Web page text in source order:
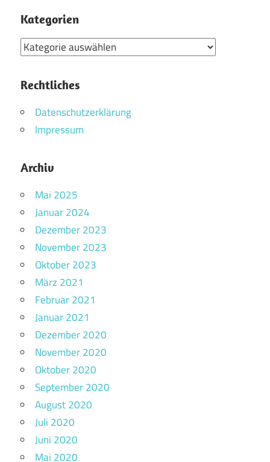
Kategorien
Kategorien
Rechtliches
Datenschutzerklärung
Impressum
Archiv
Mai 2025
Januar 2024
Dezember 2023
November 2023
Oktober 2023
März 2021
Februar 2021
Januar 2021
Dezember 2020
November 2020
Oktober 2020
September 2020
August 2020
Juli 2020
Juni 2020
Mai 2020